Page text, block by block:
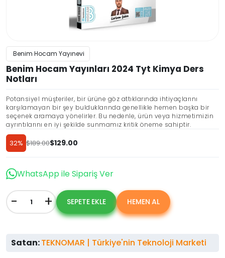
Benim Hocam Yayınevi
Benim Hocam Yayınları 2024 Tyt Kimya Ders
Notları
Potansiyel müşteriler, bir ürüne göz attıklarında ihtiyaçlarını
karşılamayan bir şey bulduklarında genellikle hemen başka bir
seçenek aramaya yönelirler. Bu nedenle, ürün veya hizmetimizin
ayrıntılarını en iyi şekilde sunmamız kritik öneme sahiptir.
$189.00
Orijinal
$189.00.
$129.00
Şu
fiyat:
32%
WhatsApp ile Sipariş Ver
Benim
Hocam
Tyt
+
- SEPETE EKLE HEMEN AL
Satan:TEKNOMAR | Türkiye'nin Teknoloji Marketi